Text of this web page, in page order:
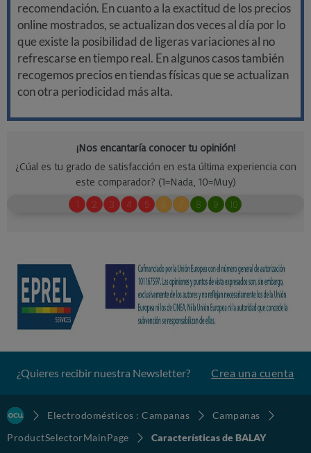
recomendación. En cuanto a la exactitud de los precios
online mostrados, se actualizan dos veces al día por lo
que existe la posibilidad de ligeras variaciones al no
refrescarse en tiempo real. En algunos casos también
recogemos precios en tiendas físicas que se actualizan
con otra periodicidad más alta.
¿Quieres recibir nuestra Newsletter? Crea una cuenta
Electrodomésticos : Campanas
Campanas
ProductSelectorMainPage
Características de BALAY